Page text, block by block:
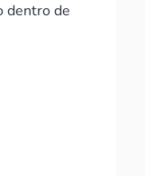
dentro de